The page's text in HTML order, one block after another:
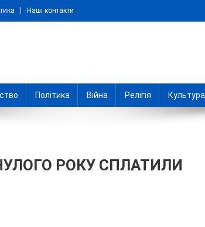
Наші контакти
Політика Війна Релігія Культура
РОКУ СПЛАТИЛИ